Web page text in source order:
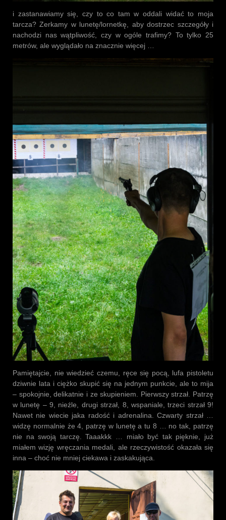
i zastanawiamy się, czy to co tam w oddali widać to moja
tarcza? Zerkamy w lunetę/lornetkę, aby dostrzec szczegóły i
nachodzi nas wątpliwość, czy w ogóle trafimy? To tylko 25
metrów, ale wyglądało na znacznie więcej …
Pamiętajcie, nie wiedzieć czemu, ręce się pocą, lufa pistoletu
dziwnie lata i ciężko skupić się na jednym punkcie, ale to mija
– spokojnie, delikatnie i ze skupieniem. Pierwszy strzał. Patrzę
w lunetę – 9, nieźle, drugi strzał, 8, wspaniale, trzeci strzał 9!
Nawet nie wiecie jaka radość i adrenalina. Czwarty strzał …
widzę normalnie że 4, patrzę w lunetę a tu 8 … no tak, patrzę
nie na swoją tarczę. Taaakkk … miało być tak pięknie, już
miałem wizję wręczania medali, ale rzeczywistość okazała się
inna – choć nie mniej ciekawa i zaskakująca.